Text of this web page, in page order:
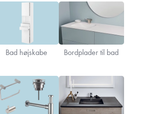
Bad højskabe Bordplader til bad